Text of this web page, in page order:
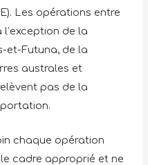
Les opérations entre
de la
et-Futuna, de la
australes et
pas de la
chaque opération
cadre approprié et ne